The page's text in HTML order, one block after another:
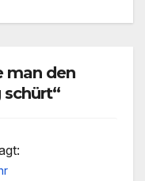
man den
schürt“